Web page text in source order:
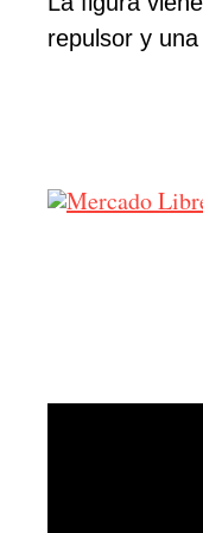
repulsor y una